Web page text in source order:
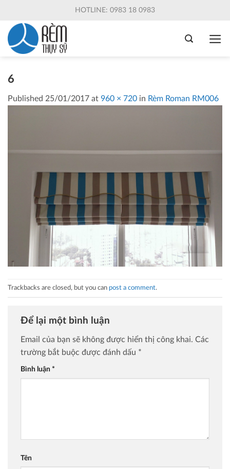
content
HOTLINE: 0983 18 0983
6
Published 25/01/2017 at 960 × 720 in Rèm Roman RM006
Trackbacks are closed, but you can post a comment.
Để lại một bình luận
Email của bạn sẽ không được hiển thị công khai. Các
trường bắt buộc được đánh dấu *
Bình luận *
Tên